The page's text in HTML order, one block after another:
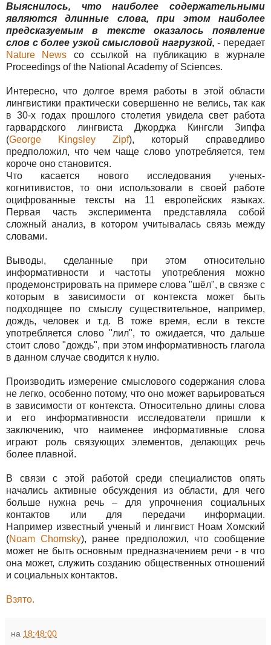
Выяснилось, что наиболее содержательными
являются длинные слова, при этом наиболее
предсказуемым в тексте оказалось появление
слов с более узкой смысловой нагрузкой, - передает
Nature News со ссылкой на публикацию в журнале
Proceedings of the National Academy of Sciences.
Интересно, что долгое время работы в этой области
лингвистики практически совершенно не велись, так как
в 30-х годах прошлого столетия увидела свет работа
гарвардского лингвиста Джорджа Кингсли Зипфа
(George Kingsley Zipf), который справедливо
предположил, что чем чаще слово употребляется, тем
короче оно становится.
Что касается нового исследования ученых-
когнитивистов, то они использовали в своей работе
оцифрованные тексты на 11 европейских языках.
Первая часть эксперимента представляла собой
сложный анализ, в котором учитывалась связь между
словами.
Выводы, сделанные при этом относительно
информативности и частоты употребления можно
продемонстрировать на примере слова "шёл", в связке с
которым в зависимости от контекста может быть
подходящее по смыслу существительное, например,
дождь, человек и т.д. В тоже время, если в тексте
употребляется слово "лил", то ожидается, что дальше
стоит слово "дождь", при этом информативность глагола
в данном случае сводится к нулю.
Производить измерение смыслового содержания слова
не легко, особенно потому, что оно может варьироваться
в зависимости от контекста. Относительно длины слова
и его информативности исследователи пришли к
заключению, что наименее информативные слова
играют роль связующих элементов, делающих речь
более плавной.
В связи с этой работой среди специалистов опять
начались активные обсуждения из области, для чего
больше нужна речь – для упрочнения социальных
контактов или для передачи информации.
Например известный ученый и лингвист Ноам Хомский
(Noam Chomsky), ранее предположил, что сообщение
может не быть основным предназначением речи - в что
она может, служить созданию общественных отношений
и социальных контактов.
Взято.
на 18:48:00